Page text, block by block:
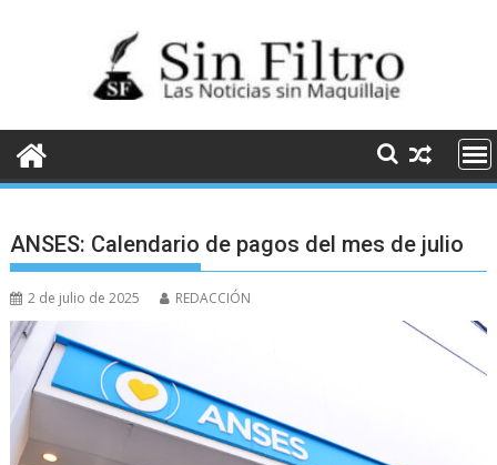
ANSES: Calendario de pagos del mes de julio
2 de julio de 2025 REDACCIÓN